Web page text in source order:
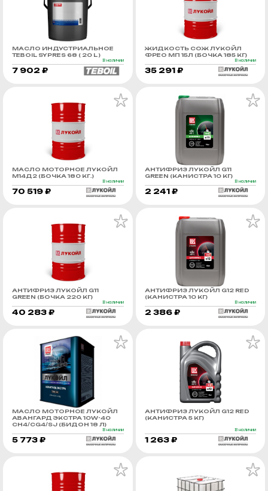
МАСЛО ИНДУСТРИАЛЬНОЕ
TEBOIL SYPRES 68 ( 20 L )
В наличии
7 902 ₽
ЖИДКОСТЬ СОЖ ЛУКОЙЛ
ФРЕО МП 15Л (БОЧКА 185 КГ)
В наличии
35 291 ₽
МАСЛО МОТОРНОЕ ЛУКОЙЛ
М14Д2 (БОЧКА 180 КГ.)
В наличии
70 519 ₽
АНТИФРИЗ ЛУКОЙЛ G11
GREEN (КАНИСТРА 10 КГ)
В наличии
2 241 ₽
АНТИФРИЗ ЛУКОЙЛ G11
GREEN (БОЧКА 220 КГ)
В наличии
40 283 ₽
АНТИФРИЗ ЛУКОЙЛ G12 RED
(КАНИСТРА 10 КГ)
В наличии
2 386 ₽
МАСЛО МОТОРНОЕ ЛУКОЙЛ
АВАНГАРД ЭКСТРА 10W-40
CH4/CG4/SJ (БИДОН 18 Л)
В наличии
5 773 ₽
АНТИФРИЗ ЛУКОЙЛ G12 RED
(КАНИСТРА 5 КГ)
В наличии
1 263 ₽